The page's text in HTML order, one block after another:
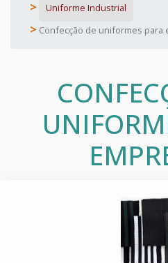
Uniforme Industrial
Confecção de uniformes para